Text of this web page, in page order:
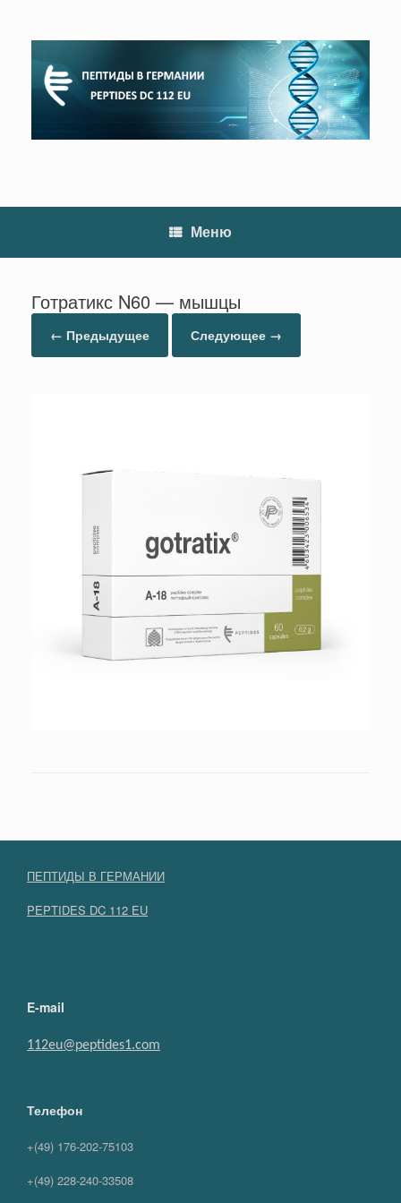
содержанию
Меню
Готратикс N60 — мышцы
← Предыдущее Следующее →
ПЕПТИДЫ В ГЕРМАНИИ
PEPTIDES DC 112 EU
E-mail
112eu@peptides1.com
Телефон
+(49) 176-202-75103
+(49) 228-240-33508